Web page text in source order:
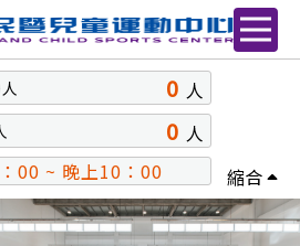
人 0 人
0 人
00 ~ 晚上10：00 縮合